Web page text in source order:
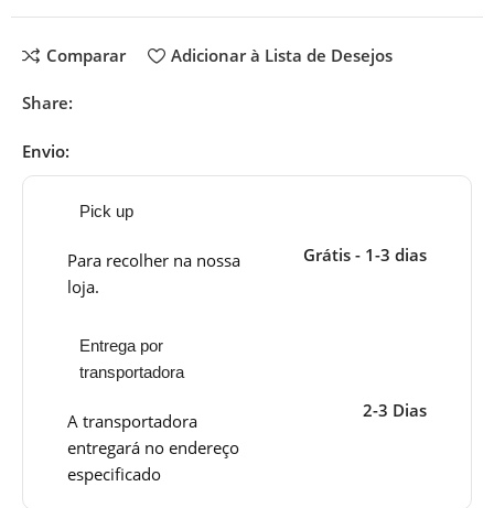
Comparar Adicionar à Lista de Desejos
Share:
Envio:
Pick up
Para recolher na nossa
loja.
Grátis - 1-3 dias
Entrega por
transportadora
A transportadora
entregará no endereço
especificado
2-3 Dias